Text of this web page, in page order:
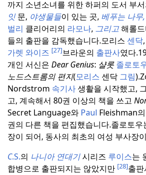
까지 소년소녀를 위한 하퍼의 도서 부
잇문, 야생물들이 있는 곳, 베푸는 나무
벌리 클리어리의 라모나, 그리고해롤
들의 출판을 감독했습니다.모리스 센닥
가렛 와이즈 [27]브라운의 출판사였다.
개인 서신은 Dear Genius: 샬롯 졸로토
노드스트롬의 편지(모리스 센닥 그림).
Nordstrom 속기사생활을 시작했고,
고, 계속해서 80권 이상의 책을 쓰고
Secret Language와 Paul Fleishman의
권의 다른 책을 편집했습니다.졸로토우
장이 되어, 동사의 최초의 여성 부사장
C.S.의 나니아 연대기시리즈 루이스는
합병으로 출판되지는 않았지만 [28]출